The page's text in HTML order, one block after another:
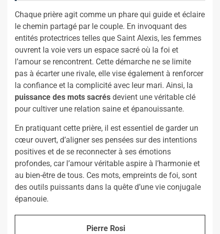
Chaque prière agit comme un phare qui guide et éclaire
le chemin partagé par le couple. En invoquant des
entités protectrices telles que Saint Alexis, les femmes
ouvrent la voie vers un espace sacré où la foi et
l’amour se rencontrent. Cette démarche ne se limite
pas à écarter une rivale, elle vise également à renforcer
la confiance et la complicité avec leur mari. Ainsi, la
puissance des mots sacrés devient une véritable clé
pour cultiver une relation saine et épanouissante.
En pratiquant cette prière, il est essentiel de garder un
cœur ouvert, d’aligner ses pensées sur des intentions
positives et de se reconnecter à ses émotions
profondes, car l’amour véritable aspire à l’harmonie et
au bien-être de tous. Ces mots, empreints de foi, sont
des outils puissants dans la quête d’une vie conjugale
épanouie.
Pierre Rosi